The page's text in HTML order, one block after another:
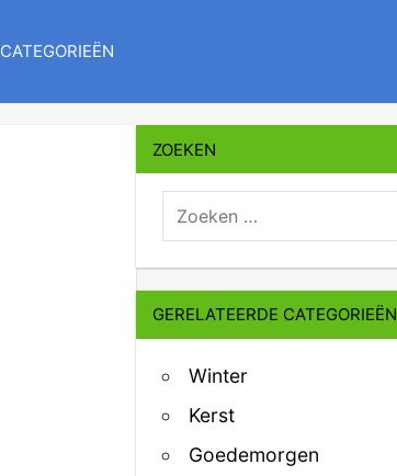
CATEGORIEËN
ZOEKEN
zoeken:
GERELATEERDE CATEGORIEËN
Winter
Kerst
Goedemorgen